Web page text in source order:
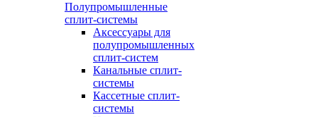
Полупромышленные
сплит-системы
Аксессуары для
полупромышленных
сплит-систем
Канальные сплит-
системы
Кассетные сплит-
системы